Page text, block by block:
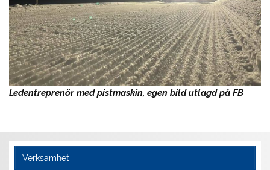
Ledentreprenör med pistmaskin, egen bild utlagd på FB
Verksamhet